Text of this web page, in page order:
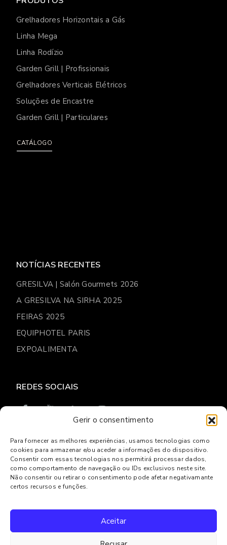
Gerir o consentimento
Para fornecer as melhores experiências, usamos tecnologias como
cookies para armazenar e/ou aceder a informações do dispositivo.
Consentir com essas tecnologias nos permitirá processar dados,
como comportamento de navegação ou IDs exclusivos neste site.
Não consentir ou retirar o consentimento pode afetar negativamante
certos recursos e funções.
Aceitar
Grelhadores Horizontais a Gás
Linha Mega
Linha Rodízio
Garden Grill | Profissionais
Grelhadores Verticais Elétricos
Soluções de Encastre
Garden Grill | Particulares
CATÁLOGO
NOTÍCIAS RECENTES
GRESILVA | Salón Gourmets 2026
A GRESILVA NA SIRHA 2025
FEIRAS 2025
EQUIPHOTEL PARIS
EXPOALIMENTA
REDES SOCIAIS
© 2026Gresilva
Política de privacidade
Livro de reclamações Online
Centro de Arbitragem e Conflitos de Lisboa
Powered by